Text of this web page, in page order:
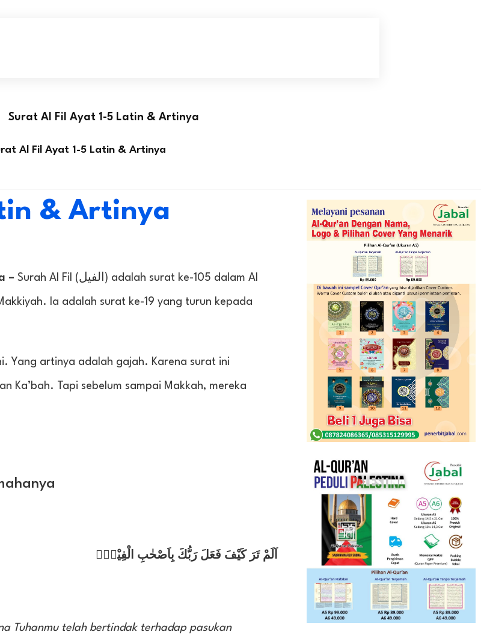
Surat Al Fil Ayat 1-5 Latin & Artinya
Al Fil Ayat 1-5 Latin & Artinya
& Artinya
– Surah Al Fil (الفيل) adalah surat ke-105 dalam Al
Ia adalah surat ke-19 yang turun kepada
Yang artinya adalah gajah. Karena surat ini
Ka’bah. Tapi sebelum sampai Makkah, mereka
اَلَمْ تَرَ كَيْفَ فَعَلَ رَبُّكَ بِاَصْحٰبِ الْفِيْلِۗ
Tuhanmu telah bertindak terhadap pasukan